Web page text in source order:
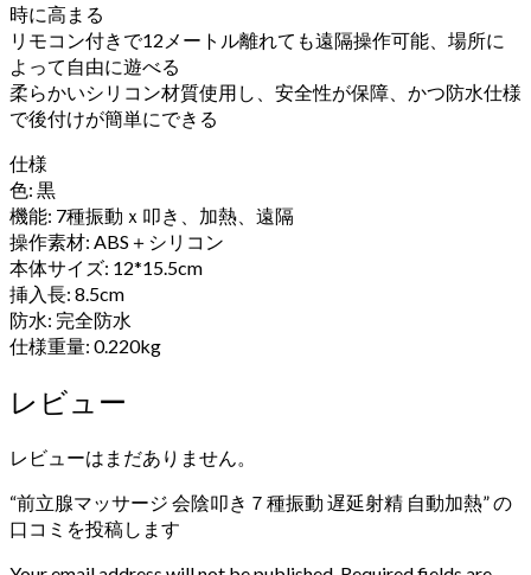
時に高まる
リモコン付きで12メートル離れても遠隔操作可能、場所に
よって自由に遊べる
柔らかいシリコン材質使用し、安全性が保障、かつ防水仕様
で後付けが簡単にできる
仕様
色: 黒
機能: 7種振動ｘ叩き、加熱、遠隔
操作素材: ABS＋シリコン
本体サイズ: 12*15.5cm
挿入長: 8.5cm
防水: 完全防水
仕様重量: 0.220kg
レビュー
レビューはまだありません。
“前立腺マッサージ 会陰叩き７種振動 遅延射精 自動加熱” の
口コミを投稿します